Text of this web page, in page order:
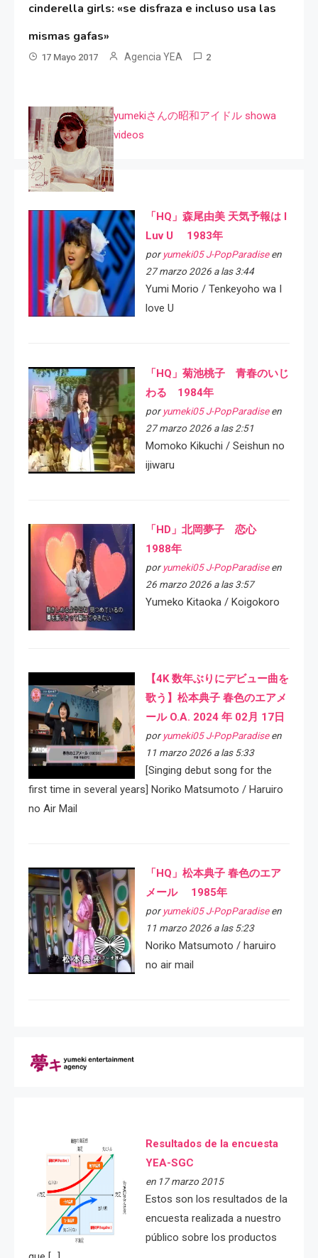
cinderella girls: «se disfraza e incluso usa las
mismas gafas»
17 Mayo 2017 Agencia YEA 2
yumekiさんの昭和アイドル showa
videos
「HQ」森尾由美 天気予報は I
Luv U 1983年
por yumeki05 J-PopParadiseen
27 marzo 2026 a las 3:44
Yumi Morio / Tenkeyoho wa I
love U
「HQ」菊池桃子 青春のいじ
わる 1984年
por yumeki05 J-PopParadiseen
27 marzo 2026 a las 2:51
Momoko Kikuchi / Seishun no
ijiwaru
「HD」北岡夢子 恋心
1988年
por yumeki05 J-PopParadiseen
26 marzo 2026 a las 3:57
Yumeko Kitaoka / Koigokoro
【4K 数年ぶりにデビュー曲を
歌う】松本典子 春色のエアメ
ール O.A. 2024 年 02月 17日
por yumeki05 J-PopParadiseen
11 marzo 2026 a las 5:33
[Singing debut song for the
first time in several years] Noriko Matsumoto / Haruiro
no Air Mail
「HQ」松本典子 春色のエア
メール 1985年
por yumeki05 J-PopParadiseen
11 marzo 2026 a las 5:23
Noriko Matsumoto / haruiro
no air mail
Resultados de la encuesta
YEA-SGC
en 17 marzo 2015
Estos son los resultados de la
encuesta realizada a nuestro
público sobre los productos